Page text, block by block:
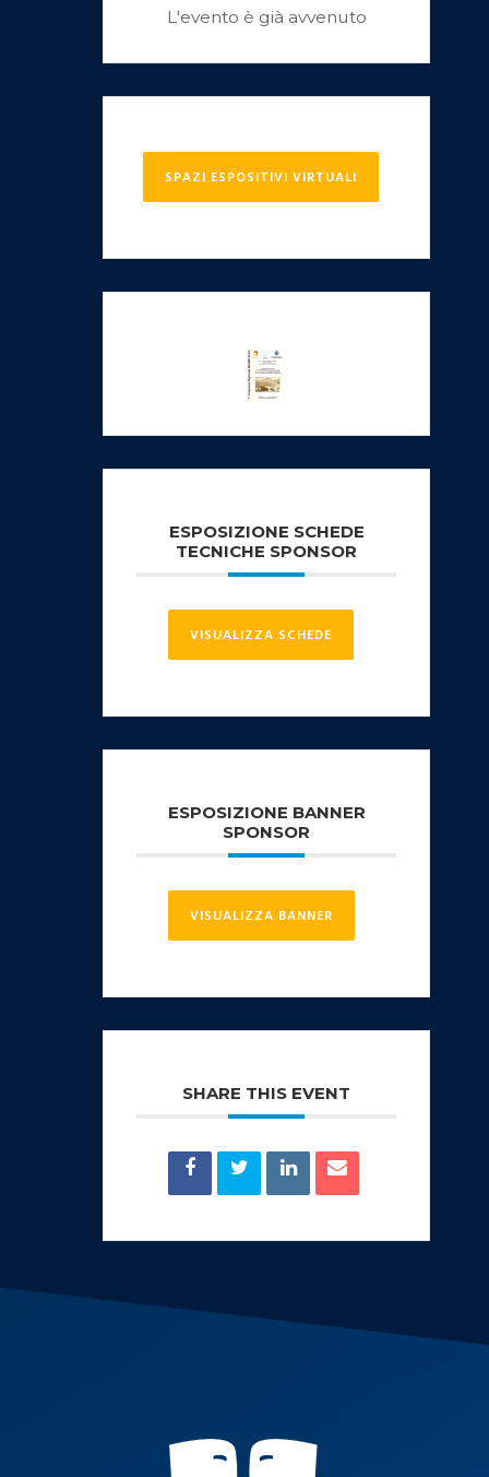
L'evento è già avvenuto
SPAZI ESPOSITIVI VIRTUALI
ESPOSIZIONE SCHEDE
TECNICHE SPONSOR
VISUALIZZA SCHEDE
ESPOSIZIONE BANNER
SPONSOR
VISUALIZZA BANNER
SHARE THIS EVENT